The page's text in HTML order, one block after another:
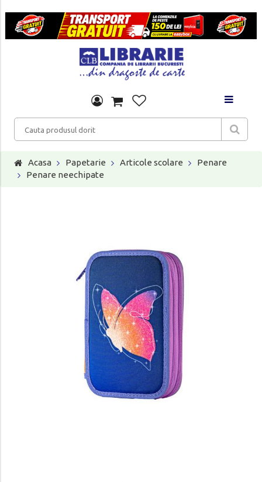
Acasa Papetarie Articole scolare
Penare
Penare neechipate